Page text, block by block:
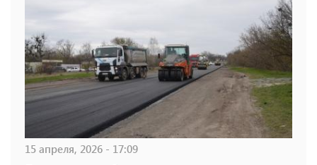
15 апреля, 2026 - 17:09